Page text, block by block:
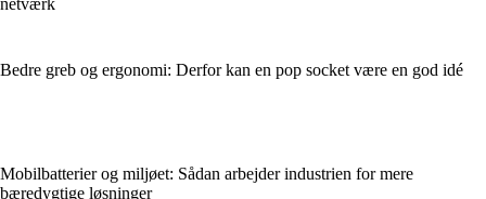
Bedre greb og ergonomi: Derfor kan en pop socket være en god idé
Mobilbatterier og miljøet: Sådan arbejder industrien for mere
bæredygtige løsninger